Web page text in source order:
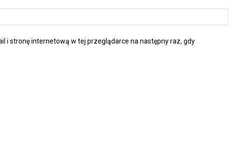
i stronę internetową w tej przeglądarce na następny raz, gdy